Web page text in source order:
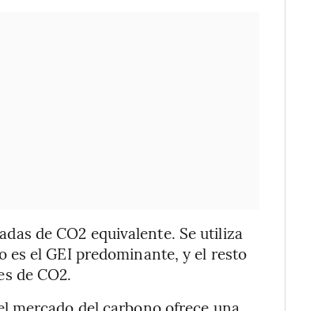
de CO2 equivalente. Se utiliza
es el GEI predominante, y el resto
de CO2.